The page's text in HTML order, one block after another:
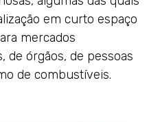
em curto espaço
mercados
de órgãos, de pessoas
de combustíveis.